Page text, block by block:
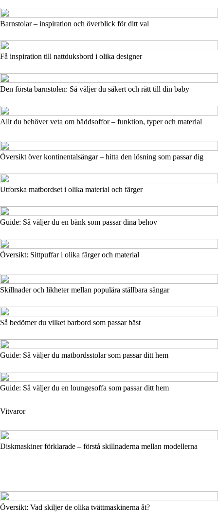
Barnstolar – inspiration och överblick för ditt val
Få inspiration till nattduksbord i olika designer
Den första barnstolen: Så väljer du säkert och rätt till din baby
Allt du behöver veta om bäddsoffor – funktion, typer och material
Översikt över kontinentalsängar – hitta den lösning som passar dig
Utforska matbordset i olika material och färger
Guide: Så väljer du en bänk som passar dina behov
Översikt: Sittpuffar i olika färger och material
Skillnader och likheter mellan populära ställbara sängar
Så bedömer du vilket barbord som passar bäst
Guide: Så väljer du matbordsstolar som passar ditt hem
Guide: Så väljer du en loungesoffa som passar ditt hem
Vitvaror
Diskmaskiner förklarade – förstå skillnaderna mellan modellerna
Översikt: Vad skiljer de olika tvättmaskinerna åt?